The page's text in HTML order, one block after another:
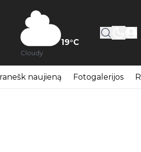
19°C
Cloudy
naujieną Fotogalerijos